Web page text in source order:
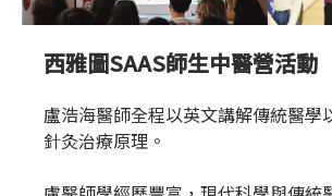
西雅圖SAAS師生中醫營活動
盧浩海醫師全程以英文講解傳統醫學
針灸治療原理。